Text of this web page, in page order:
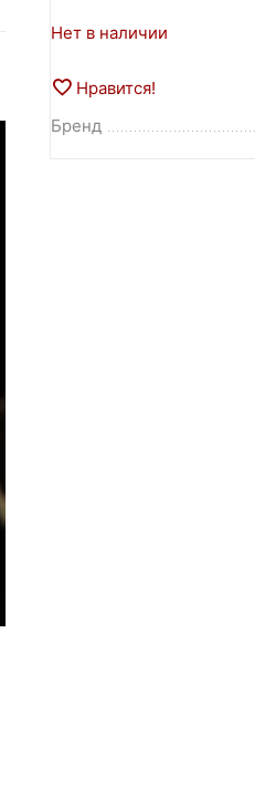
Нет в наличии
Нравится!
Бренд